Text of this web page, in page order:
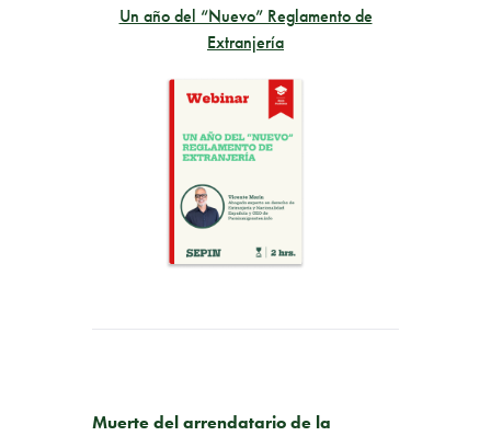
Un año del “Nuevo” Reglamento de
Extranjería
Muerte del arrendatario de la